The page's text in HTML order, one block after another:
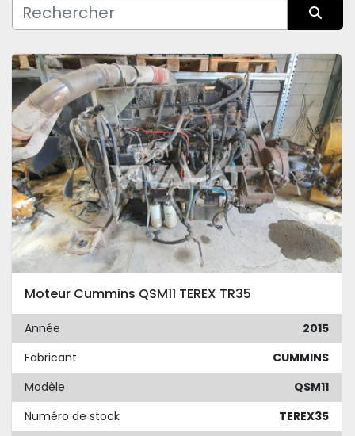
Fabricant
Condition
Moteur Cummins QSM11 TEREX TR35
Année
2015
Fabricant
CUMMINS
Modèle
QSM11
Numéro de stock
TEREX35